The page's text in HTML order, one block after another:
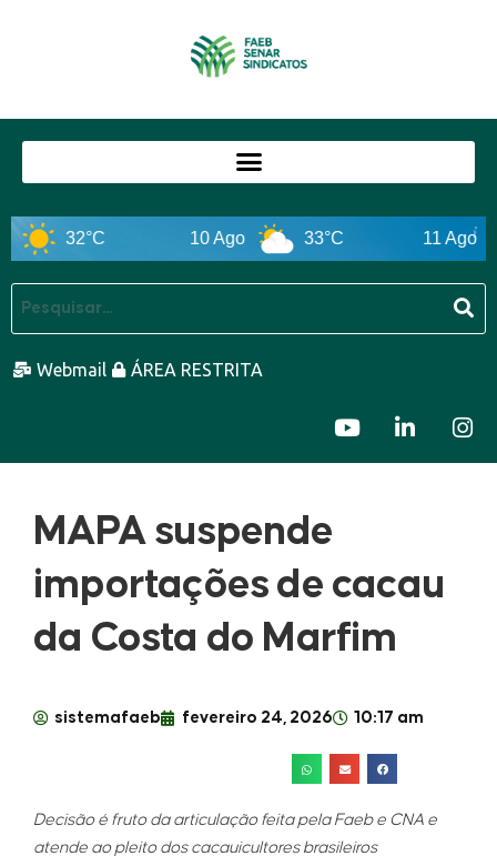
32°C 10 Ago 33°C 11 Ago
Webmail ÁREA RESTRITA
MAPA suspende
importações de cacau
da Costa do Marfim
sistemafaeb fevereiro 24, 2026 10:17 am
Decisão é fruto da articulação feita pela Faeb e CNA e
atende ao pleito dos cacauicultores brasileiros